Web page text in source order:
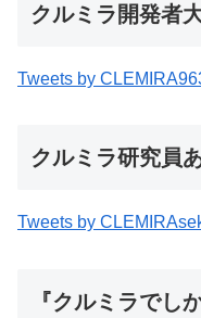
クルミラ開発者
Tweets by
クルミラ研究員
Tweets by
『クルミラでし